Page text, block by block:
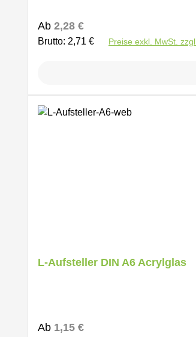
Regulärer Preis:
Ab 2,28 €
Brutto: 2,71 € Preise exkl. MwSt.
L-Aufsteller DIN A6 Acrylglas
Regulärer Preis:
Ab 1,15 €